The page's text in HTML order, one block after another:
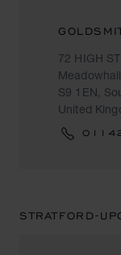
72 HIGH
S9 1EN,
United
STRATFORD-